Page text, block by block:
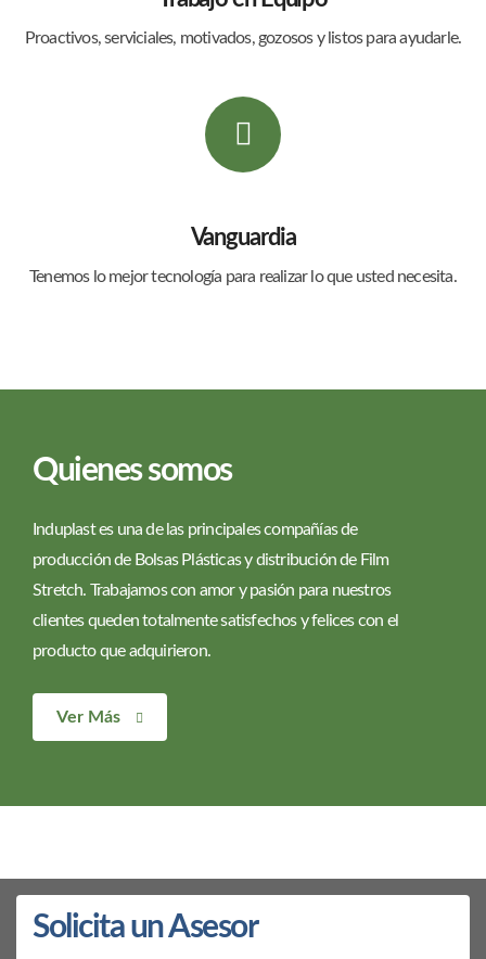
Proactivos, serviciales, motivados, gozosos y listos para ayudarle.
Vanguardia
Tenemos lo mejor tecnología para realizar lo que usted necesita.
Quienes somos
Induplast es una de las principales compañías de
producción de Bolsas Plásticas y distribución de Film
Stretch. Trabajamos con amor y pasión para nuestros
clientes queden totalmente satisfechos y felices con el
producto que adquirieron.
Ver Más
Solicita un Asesor